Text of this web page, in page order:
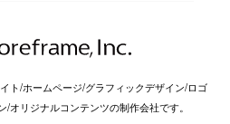
ト/ホームページ/グラフィックデザイン/ロゴ
オリジナルコンテンツの制作会社です。